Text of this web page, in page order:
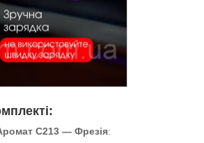
С213 — Фрезія: